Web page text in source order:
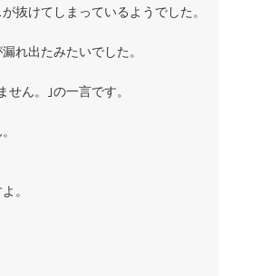
抜けてしまっているようでした。
れ出たみたいでした。
ん。｣の一言です。
。